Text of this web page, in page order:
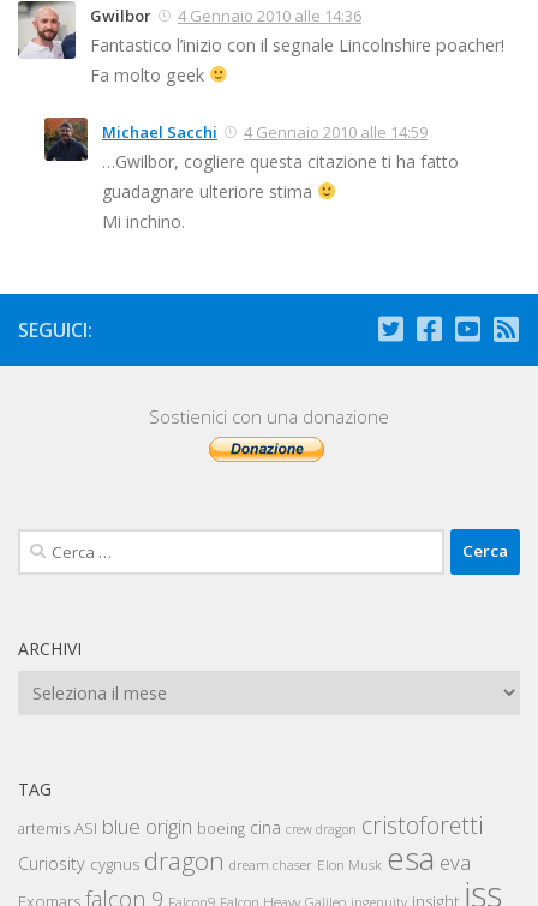
Gwilbor 4 Gennaio 2010 alle 14:36
Fantastico l’inizio con il segnale Lincolnshire poacher!
Fa molto geek
Michael Sacchi 4 Gennaio 2010 alle 14:59
…Gwilbor, cogliere questa citazione ti ha fatto
guadagnare ulteriore stima
Mi inchino.
SEGUICI:
Sostienici con una donazione
Ricerca
per:
ARCHIVI
Archivi
TAG
artemis ASI blue origin boeing cina crew dragon cristoforetti
Curiosity cygnus dragon dream chaser Elon Musk esa eva
Exomars falcon 9 Falcon9 Falcon Heavy Galileo ingenuity insight iss